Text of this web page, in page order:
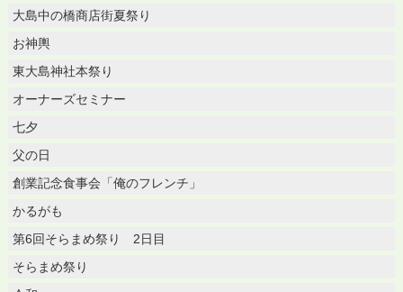
大島中の橋商店街夏祭り
お神輿
東大島神社本祭り
オーナーズセミナー
七夕
父の日
創業記念食事会「俺のフレンチ」
かるがも
第6回そらまめ祭り 2日目
そらまめ祭り